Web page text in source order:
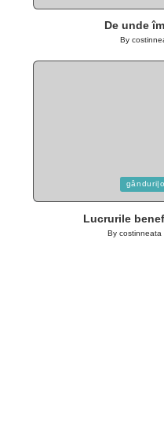
in
De unde
Posted
By
in
Lucrurile
Posted
By costinneata